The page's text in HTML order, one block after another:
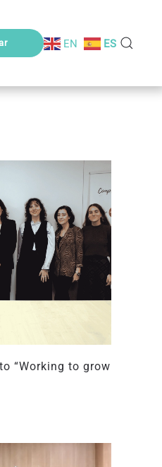
EN ES
“Working to grow